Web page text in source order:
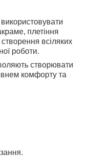
плетіння
всіляких
роботи.
створювати
комфорту та